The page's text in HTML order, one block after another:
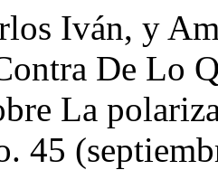
Iván, y
De Lo
La
45